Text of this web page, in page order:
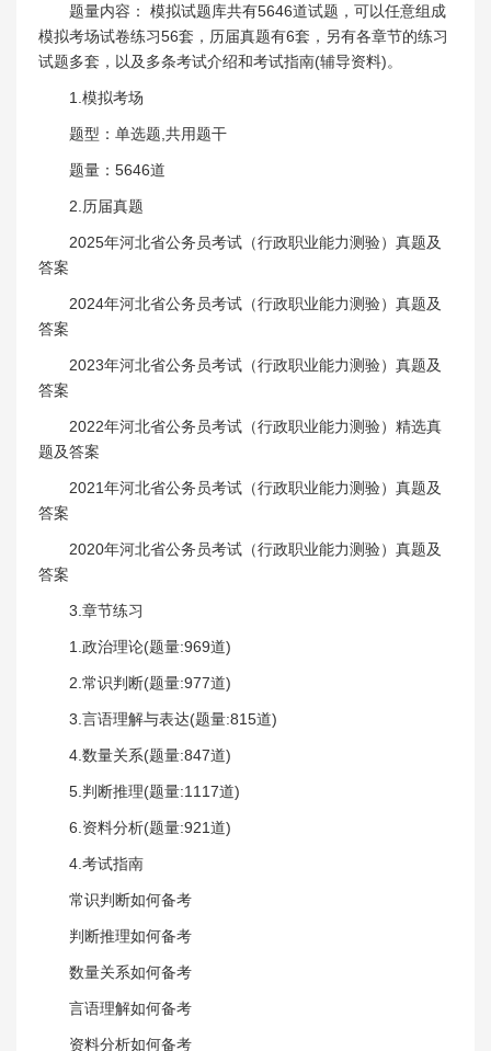
题量内容： 模拟试题库共有5646道试题，可以任意组成
模拟考场试卷练习56套，历届真题有6套，另有各章节的练习
试题多套，以及多条考试介绍和考试指南(辅导资料)。
1.模拟考场
题型：单选题,共用题干
题量：5646道
2.历届真题
2025年河北省公务员考试（行政职业能力测验）真题及
答案
2024年河北省公务员考试（行政职业能力测验）真题及
答案
2023年河北省公务员考试（行政职业能力测验）真题及
答案
2022年河北省公务员考试（行政职业能力测验）精选真
题及答案
2021年河北省公务员考试（行政职业能力测验）真题及
答案
2020年河北省公务员考试（行政职业能力测验）真题及
答案
3.章节练习
1.政治理论(题量:969道)
2.常识判断(题量:977道)
3.言语理解与表达(题量:815道)
4.数量关系(题量:847道)
5.判断推理(题量:1117道)
6.资料分析(题量:921道)
4.考试指南
常识判断如何备考
判断推理如何备考
数量关系如何备考
言语理解如何备考
资料分析如何备考